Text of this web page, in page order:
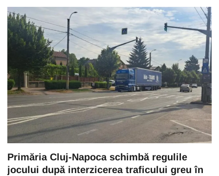
Primăria Cluj-Napoca schimbă regulile
jocului după interzicerea traficului greu în